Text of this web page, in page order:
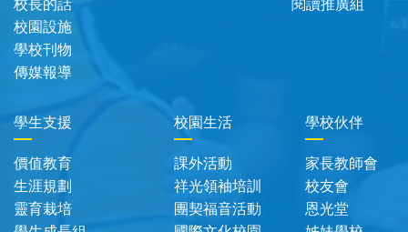
校長的話
校園設施
學校刊物
傳媒報導
閱讀推廣組
學生支援
價值教育
生涯規劃
靈育栽培
校園生活
課外活動
祥光領袖培訓
團契福音活動
學校伙伴
家長教師會
校友會
恩光堂